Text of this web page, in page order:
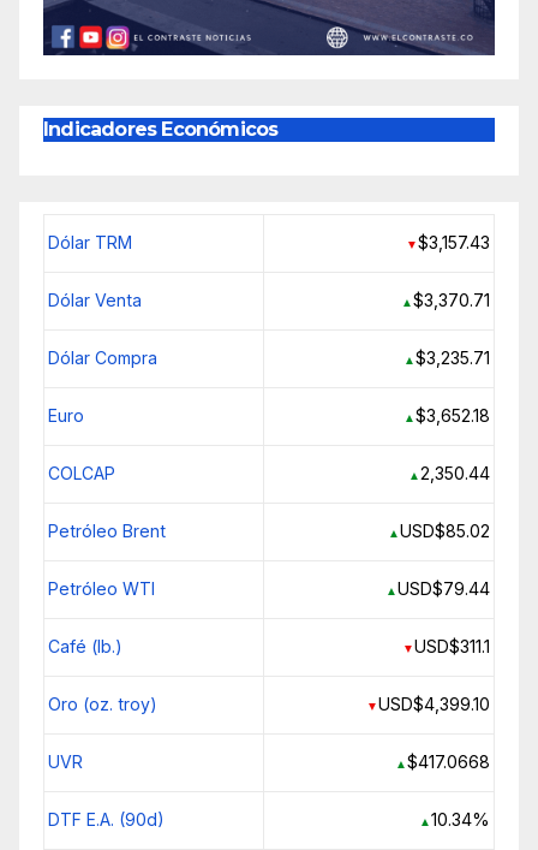
Indicadores Económicos
Dólar TRM ▼$3,157.43
Dólar Venta ▲$3,370.71
Dólar Compra ▲$3,235.71
Euro ▲$3,652.18
COLCAP ▲2,350.44
Petróleo Brent ▲USD$85.02
Petróleo WTI ▲USD$79.44
Café (lb.) ▼USD$311.1
Oro (oz. troy) ▼USD$4,399.10
UVR ▲$417.0668
DTF E.A. (90d) ▲10.34%